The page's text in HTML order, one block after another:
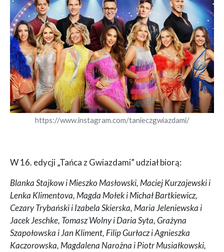
https://www.instagram.com/tanieczgwiazdami/
W 16. edycji „Tańca z Gwiazdami” udział biorą:
Blanka Stajkow i Mieszko Masłowski, Maciej Kurzajewski i
Lenka Klimentova, Magda Mołek i Michał Bartkiewicz,
Cezary Trybański i Izabela Skierska, Maria Jeleniewska i
Jacek Jeschke, Tomasz Wolny i Daria Syta, Grażyna
Szapołowska i Jan Kliment, Filip Gurłacz i Agnieszka
Kaczorowska, Magdalena Narożna i Piotr Musiałkowski,